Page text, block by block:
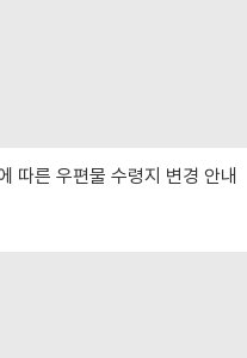
따른 우편물 수령지 변경 안내